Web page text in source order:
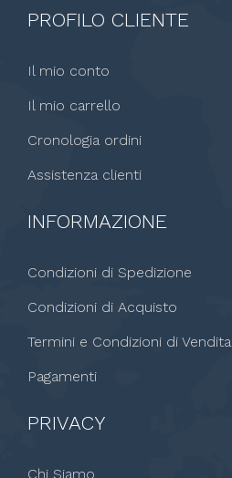
PROFILO CLIENTE
Il mio conto
Il mio carrello
Cronologia ordini
Assistenza clienti
INFORMAZIONE
Condizioni di Spedizione
Condizioni di Acquisto
Termini e Condizioni di Vendita
Pagamenti
PRIVACY
Chi Siamo